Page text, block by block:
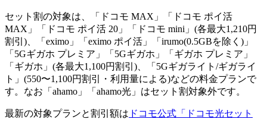
セット割の対象は、「ドコモ MAX」「ドコモ ポイ活
MAX」「ドコモ ポイ活 20」「ドコモ mini」(各最大1,210円
割引)、「eximo」「eximo ポイ活」「irumo(0.5GBを除く)」
「5Gギガホ プレミア」「5Gギガホ」「ギガホ プレミア」
「ギガホ」(各最大1,100円割引)、「5Gギガライト/ギガライ
ト」(550〜1,100円割引・利用量による)などの料金プランで
す。なお「ahamo」「ahamo光」はセット割対象外です。
最新の対象プランと割引額は ドコモ公式「ドコモ光セット